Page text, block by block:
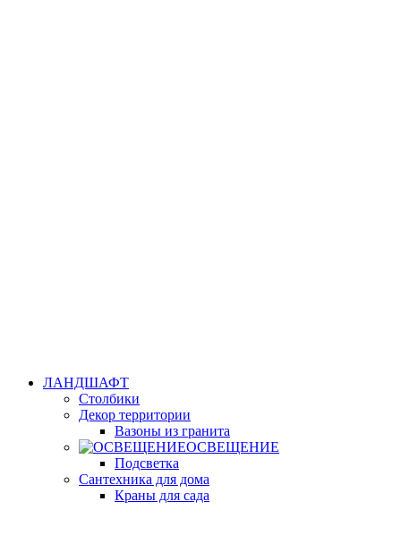
ЛАНДШАФТ
Столбики
Декор территории
Вазоны из гранита
ОСВЕЩЕНИЕ
Подсветка
Сантехника для дома
Краны для сада